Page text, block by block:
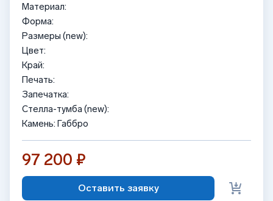
Материал:
Форма:
Размеры (new):
Цвет:
Край:
Печать:
Запечатка:
Стелла-тумба (new):
Камень: Габбро
97 200 ₽
Оставить заявку